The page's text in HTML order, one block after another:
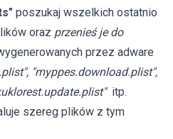
poszukaj wszelkich ostatnio
oraz przenieś je do
przez adware
"myppes.download.plist",
itp.
szereg plików z tym